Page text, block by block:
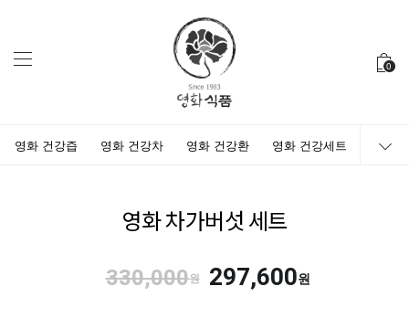
0
영화 건강즙 영화 건강차 영화 건강환 영화 건강세트
영화 차가버섯 세트
330,000원 297,600원